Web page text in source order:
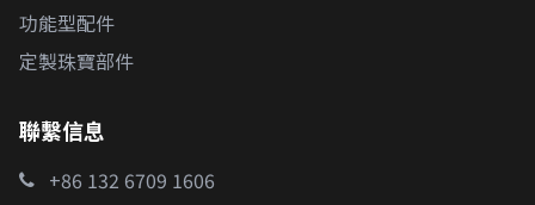
功能型配件
定製珠寶部件
聯繫信息
+86 132 6709 1606